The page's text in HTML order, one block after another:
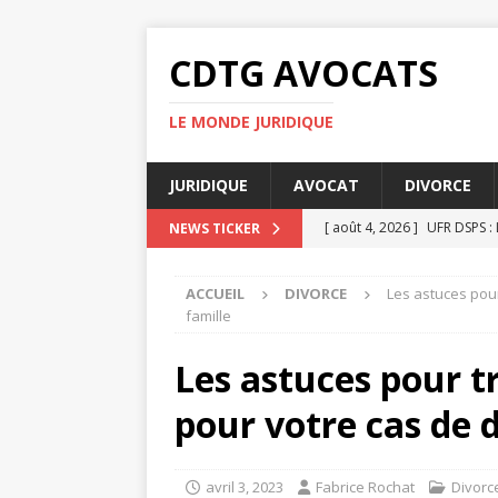
CDTG AVOCATS
LE MONDE JURIDIQUE
JURIDIQUE AVOCAT DIVORCE
NEWS TICKER [ août 4, 2026 ] UFR
[ juillet 27, 2026 ] Pourquoi
[ août 8, 2026 ] Comment
ACCUEIL DIVORCE
Les astuces
famille
Les astuces pour
pour votre cas de
avril 3, 2023 Fabrice Rochat